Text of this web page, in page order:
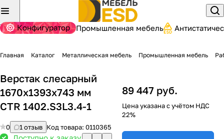
Конфигуратор Промышленная мебель
Главная Каталог Металлическая мебель Промышленная мебель
Верстак слесарный
1670x1393x743 мм
CTR 1402.S3L3.4-1
0 1 отзыв Код товара: 0110365
89 447 руб.
Цена указана с учётом НДС
22%